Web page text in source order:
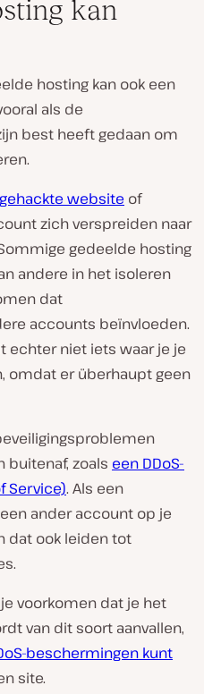
kan
hosting kan ook een
als de
best heeft gedaan om
gehackte website of
zich verspreiden naar
gedeelde hosting
andere in het isoleren
dat
accounts beïnvloeden.
echter niet iets waar je je
omdat er überhaupt geen
buitenaf, zoals een DDoS-
Service). Als een
ander account op je
dat ook leiden tot
voorkomen dat je het
van dit soort aanvallen,
beschermingen kunt
site.